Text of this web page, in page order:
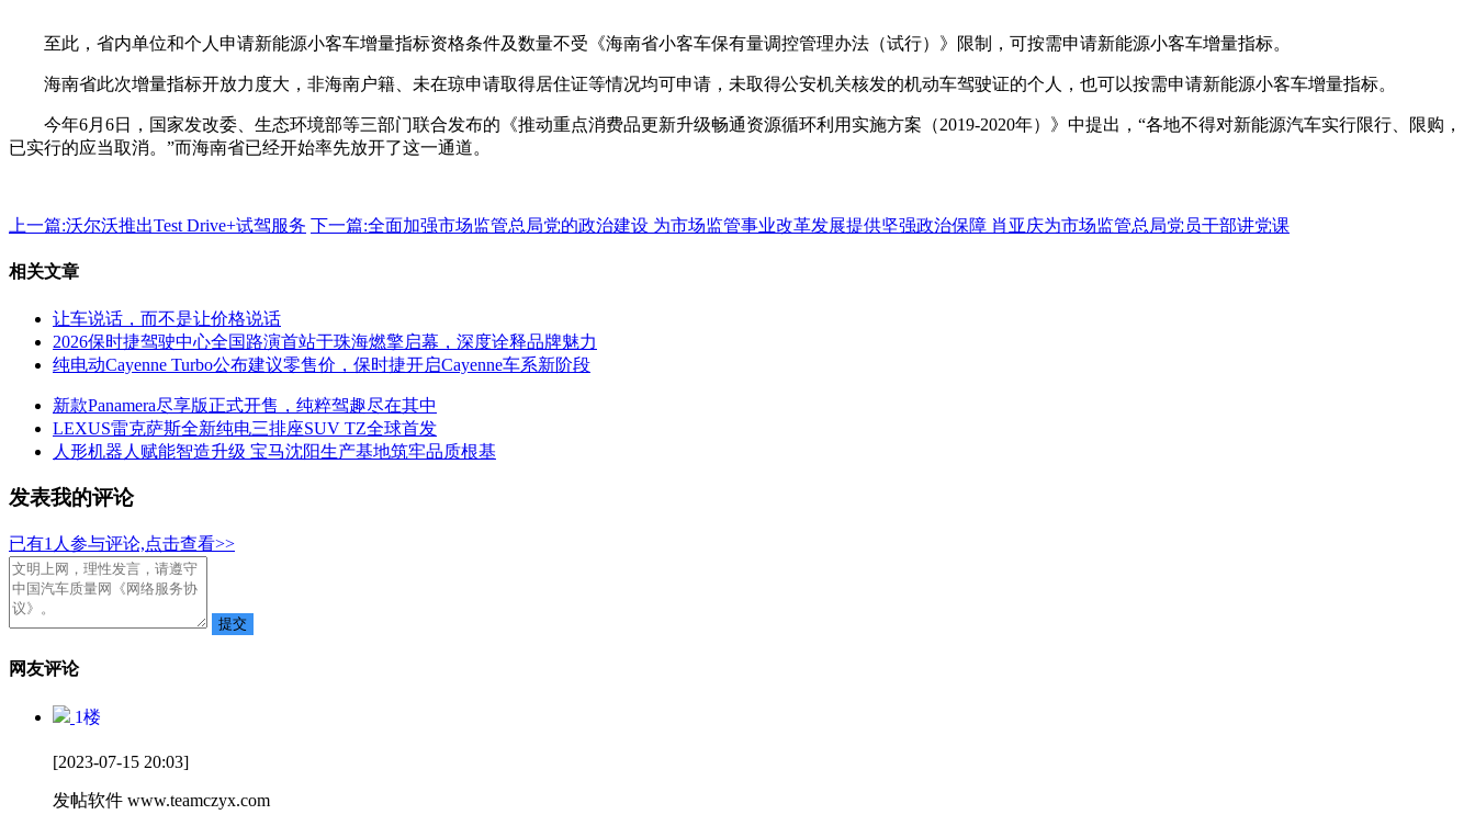
至此，省内单位和个人申请新能源小客车增量指标资格条件及数量不受《海南省小客车保有量调控管理办法（试行）》限制，可按需申请新能源小客车增量指标。
海南省此次增量指标开放力度大，非海南户籍、未在琼申请取得居住证等情况均可申请，未取得公安机关核发的机动车驾驶证的个人，也可以按需申请新能源小客车增量指标。
今年6月6日，国家发改委、生态环境部等三部门联合发布的《推动重点消费品更新升级畅通资源循环利用实施方案（2019-2020年）》中提出，“各地不得对新能源汽车实行限行、限购，
已实行的应当取消。”而海南省已经开始率先放开了这一通道。
上一篇:沃尔沃推出Test Drive+试驾服务 下一篇:全面加强市场监管总局党的政治建设 为市场监管事业改革发展提供坚强政治保障 肖亚庆为市场监管总局党员干部讲党课
相关文章
让车说话，而不是让价格说话
2026保时捷驾驶中心全国路演首站于珠海燃擎启幕，深度诠释品牌魅力
纯电动Cayenne Turbo公布建议零售价，保时捷开启Cayenne车系新阶段
新款Panamera尽享版正式开售，纯粹驾趣尽在其中
LEXUS雷克萨斯全新纯电三排座SUV TZ全球首发
人形机器人赋能智造升级 宝马沈阳生产基地筑牢品质根基
发表我的评论
已有1 人参与评论,点击查看>>
网友评论
1楼
[2023-07-15 20:03]
发帖软件 www.teamczyx.com